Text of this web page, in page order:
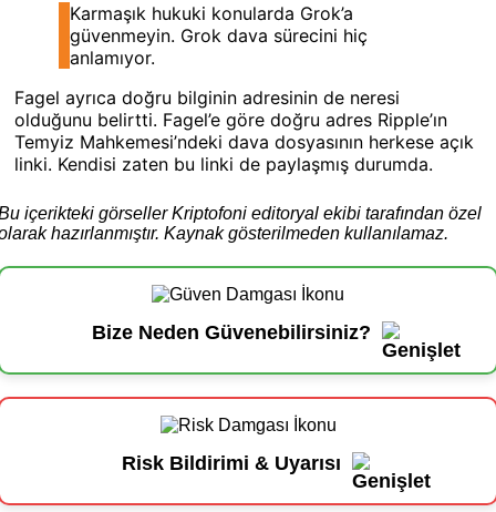
Karmaşık hukuki konularda Grok’a
güvenmeyin. Grok dava sürecini hiç
anlamıyor.
Fagel ayrıca doğru bilginin adresinin de neresi
olduğunu belirtti. Fagel’e göre doğru adres Ripple’ın
Temyiz Mahkemesi’ndeki dava dosyasının herkese açık
linki. Kendisi zaten bu linki de paylaşmış durumda.
içerikteki görseller Kriptofoni editoryal ekibi tarafından özel
hazırlanmıştır. Kaynak gösterilmeden kullanılamaz.
Bize Neden Güvenebilirsiniz?
Risk Bildirimi & Uyarısı